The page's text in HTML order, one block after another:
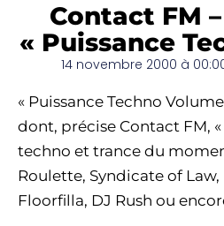
Contact FM
« Puissance
14 novembre 2000 à
« Puissance Techno
dont, précise Contact FM,
techno et trance du
Roulette, Syndicate of
Floorfilla, DJ Rush ou